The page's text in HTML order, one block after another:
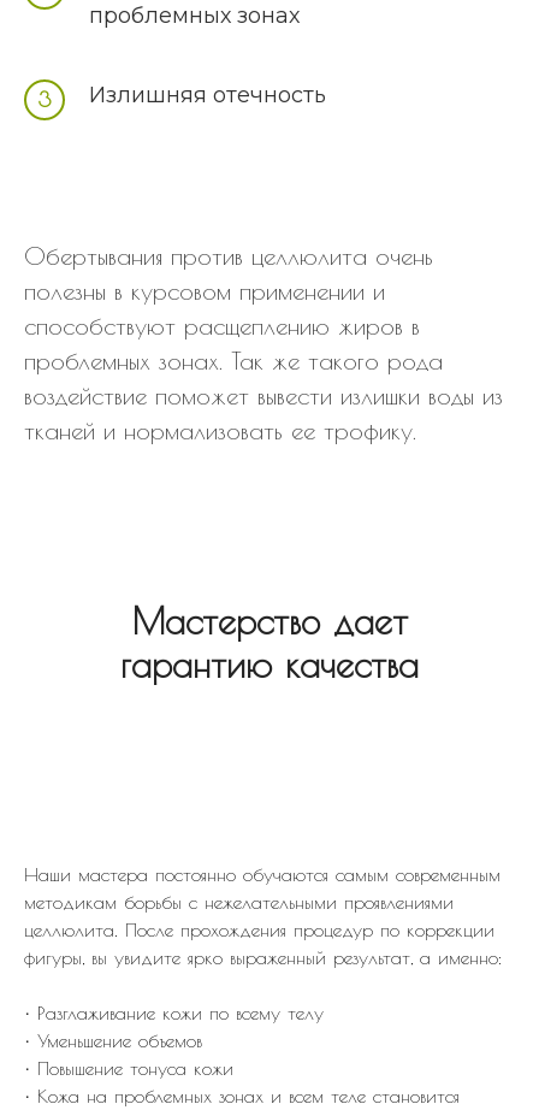
проблемных зонах
Излишняя отечность
Обертывания против целлюлита очень
полезны в курсовом применении и
способствуют расщеплению жиров в
проблемных зонах. Так же такого рода
воздействие поможет вывести излишки воды из
тканей и нормализовать ее трофику.
Мастерство дает
гарантию качества
Наши мастера постоянно обучаются самым современным
методикам борьбы с нежелательными проявлениями
целлюлита. После прохождения процедур по коррекции
фигуры, вы увидите ярко выраженный результат, а именно:
• Разглаживание кожи по всему телу
• Уменьшение объемов
• Повышение тонуса кожи
• Кожа на проблемных зонах и всем теле становится